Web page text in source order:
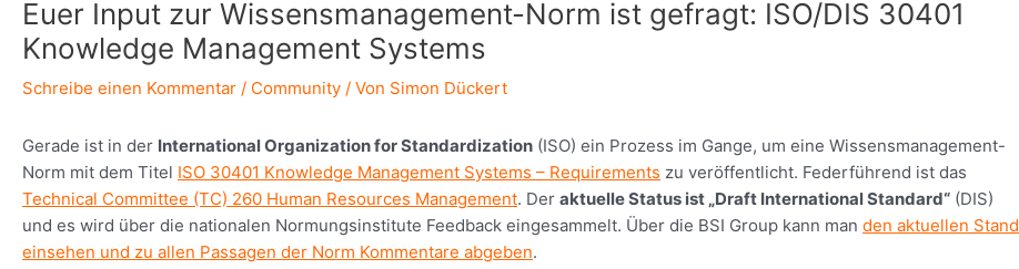
Euer Input zur Wissensmanagement-Norm ist gefragt: ISO/DIS 30401
Knowledge Management Systems
Schreibe einen Kommentar / Community / Von Simon Dückert
Gerade ist in der International Organization for Standardization (ISO) ein Prozess im Gange, um eine Wissensmanagement-
Norm mit dem Titel ISO 30401 Knowledge Management Systems – Requirements zu veröffentlicht. Federführend ist das
Technical Committee (TC) 260 Human Resources Management. Der aktuelle Status ist „Draft International Standard“ (DIS)
und es wird über die nationalen Normungsinstitute Feedback eingesammelt. Über die BSI Group kann man den aktuellen Stand
einsehen und zu allen Passagen der Norm Kommentare abgeben.